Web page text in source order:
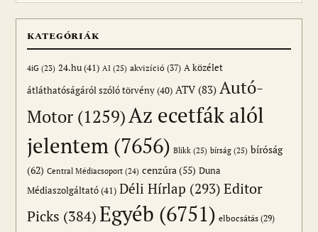
KATEGÓRIÁK
4iG (23) 24.hu(41) AI (25) akvizíció (37) A közélet
átláthatóságáról szóló törvény(40) ATV(83) Autó-
Motor (1259)Az ecetfák alól
jelentem (7656) Blikk (25) bírság (25) bíróság
(62) Central Médiacsoport (24) cenzúra (55) Duna
Médiaszolgáltató(41) Déli Hírlap (293) Editor
Picks (384)Egyéb (6751) elbocsátás (29)